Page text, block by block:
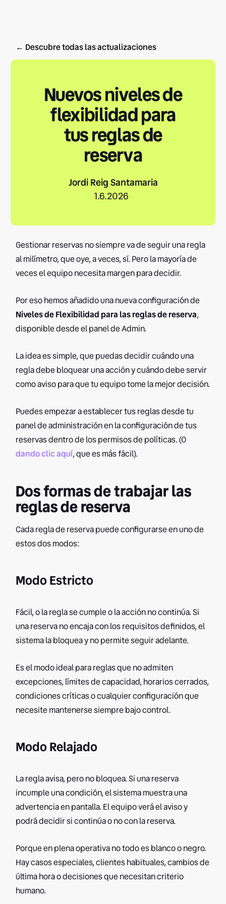
← Descubre todas las actualizaciones
Nuevos niveles de
flexibilidad para
tus reglas de
reserva
Jordi Reig Santamaria
1.6.2026
Gestionar reservas no siempre va de seguir una regla
al milímetro, que oye, a veces, sí. Pero la mayoría de
veces el equipo necesita margen para decidir.
Por eso hemos añadido una nueva configuración de
Niveles de Flexibilidad para las reglas de reserva,
disponible desde el panel de Admin.
La idea es simple, que puedas decidir cuándo una
regla debe bloquear una acción y cuándo debe servir
como aviso para que tu equipo tome la mejor decisión.
Puedes empezar a establecer tus reglas desde tu
panel de administración en la configuración de tus
reservas dentro de los permisos de políticas. (O
dando clic aquí, que es más fácil).
Dos formas de trabajar las
reglas de reserva
Cada regla de reserva puede configurarse en uno de
estos dos modos:
Modo Estricto
Fácil, o la regla se cumple o la acción no continúa. Si
una reserva no encaja con los requisitos definidos, el
sistema la bloquea y no permite seguir adelante.
Es el modo ideal para reglas que no admiten
excepciones, límites de capacidad, horarios cerrados,
condiciones críticas o cualquier configuración que
necesite mantenerse siempre bajo control.
Modo Relajado
La regla avisa, pero no bloquea. Si una reserva
incumple una condición, el sistema muestra una
advertencia en pantalla. El equipo verá el aviso y
podrá decidir si continúa o no con la reserva.
Porque en plena operativa no todo es blanco o negro.
Hay casos especiales, clientes habituales, cambios de
última hora o decisiones que necesitan criterio
humano.